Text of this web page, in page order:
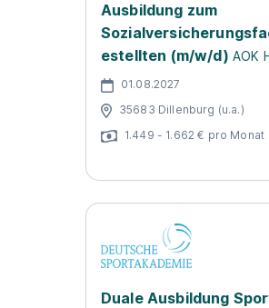
Ausbildung zum
estellten (m/w/d) AOK
01.08.2027
35683 Dillenburg (u.a.)
1.449 - 1.662 € pro Monat
Duale Ausbildung